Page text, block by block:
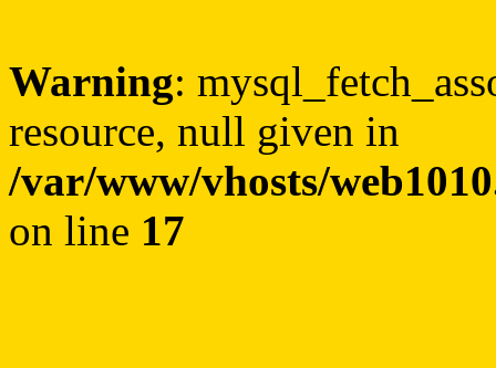
Warning:
resource, null given in
/var/www/vhosts/
on line 17